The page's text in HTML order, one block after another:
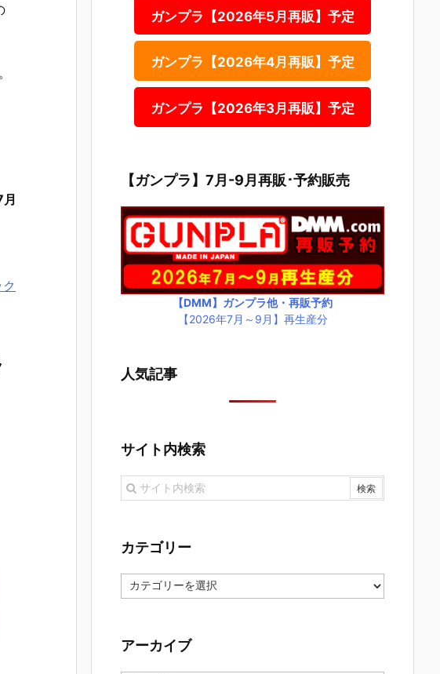
ガンプラ【2026年5月再販】予定
ガンプラ【2026年4月再販】予定
ガンプラ【2026年3月再販】予定
【ガンプラ】7月-9月再販･予約販売
【DMM】ガンプラ他・再販予約
【2026年7月～9月】再生産分
人気記事
サイト内検索
カテゴリー
カ
テ
ー
アーカイブ